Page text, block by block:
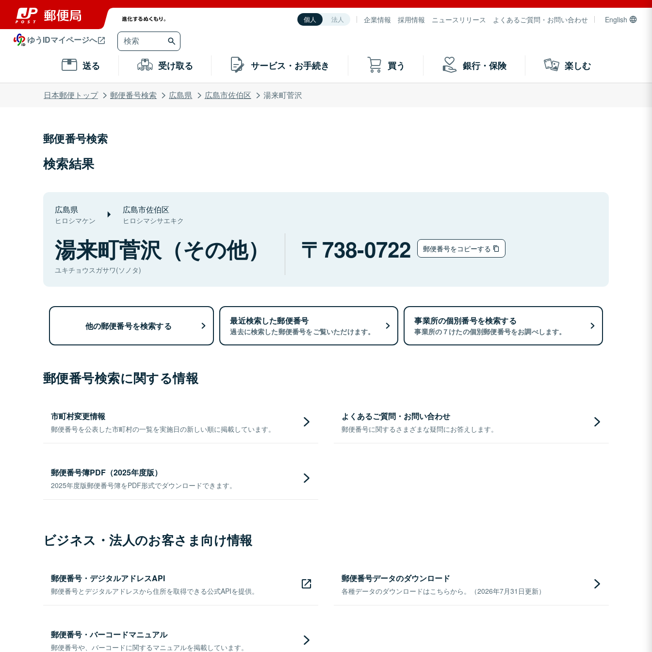
個人 法人 企業情報 採用情報 ニュースリリース よくあるご質問・お問い合わせ English
ゆうIDマイページへ
送る 受け取る サービス・お手続き 買う 銀行・保険 楽しむ
日本郵便トップ 郵便番号検索 広島県 広島市佐伯区 湯来町菅沢
郵便番号検索
検索結果
広島県
ヒロシマケン
広島市佐伯区
ヒロシマシサエキク
湯来町菅沢（その他）
ユキチョウスガサワ(ソノタ)
738-0722 郵便番号をコピーする
他の郵便番号を検索する 最近検索した郵便番号
過去に検索した郵便番号をご覧いただけます。
事業所の個別番号を検索する
事業所の７けたの個別郵便番号をお調べします。
郵便番号検索に関する情報
市町村変更情報
郵便番号を公表した市町村の一覧を実施日の新しい順に掲載しています。
よくあるご質問・お問い合わせ
郵便番号に関するさまざまな疑問にお答えします。
郵便番号簿PDF（2025年度版）
2025年度版郵便番号簿をPDF形式でダウンロードできます。
ビジネス・法人のお客さま向け情報
郵便番号・デジタルアドレスAPI
郵便番号とデジタルアドレスから住所を取得できる公式APIを提供。
郵便番号データのダウンロード
各種データのダウンロードはこちらから。（2026年7月31日更新）
郵便番号・バーコードマニュアル
郵便番号や、バーコードに関するマニュアルを掲載しています。